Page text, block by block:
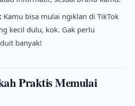
Kamu bisa mulai ngiklan di TikTok
kecil dulu, kok. Gak perlu
banyak!
Praktis Memulai